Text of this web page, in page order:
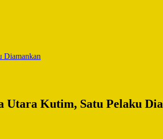
Diamankan
Utara Kutim, Satu Pelaku